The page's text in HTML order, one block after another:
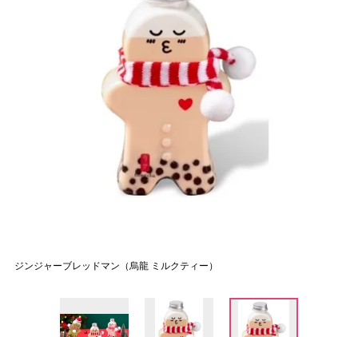
ジンジャーブレッドマン（烏龍 ミルクティー）